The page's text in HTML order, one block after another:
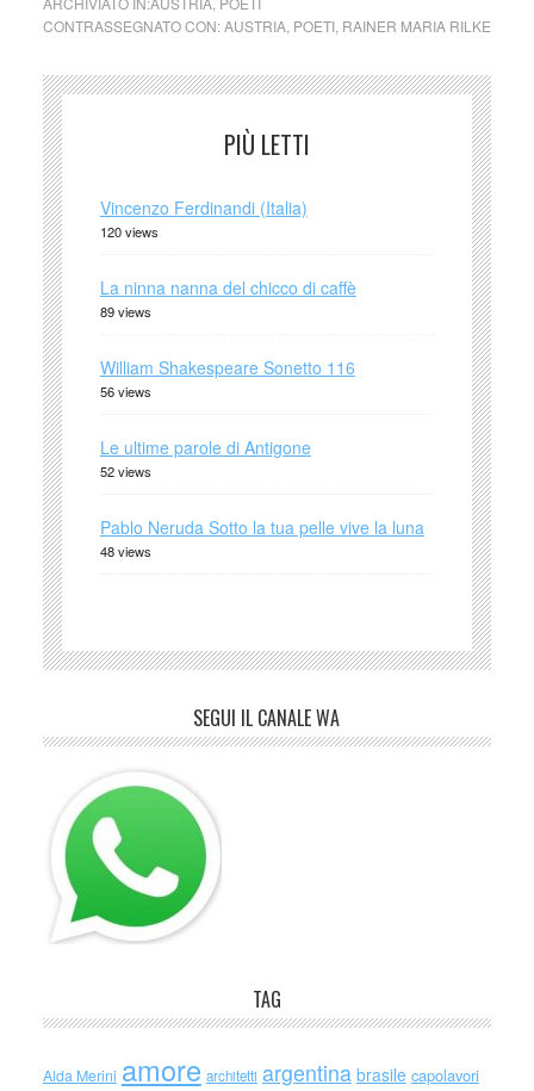
CONTRASSEGNATO CON:AUSTRIA, POETI, RAINER MARIA RILKE
PIÙ LETTI
Vincenzo Ferdinandi (Italia)
120 views
La ninna nanna del chicco di caffè
89 views
William Shakespeare Sonetto 116
56 views
Le ultime parole di Antigone
52 views
Pablo Neruda Sotto la tua pelle vive la luna
48 views
SEGUI IL CANALE WA
TAG
Alda Merini amore architetti argentina brasile capolavori